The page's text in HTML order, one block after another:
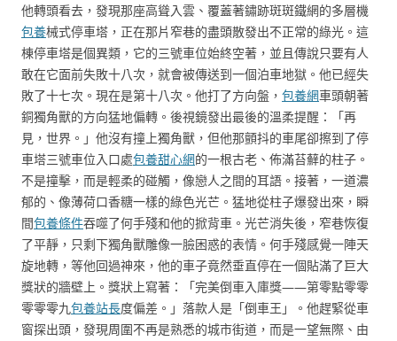
他轉頭看去，發現那座高聳入雲、覆蓋著鏽跡斑斑鐵網的多層機
包養械式停車塔，正在那片窄巷的盡頭散發出不正常的綠光。這
棟停車塔是個異類，它的三號車位始終空著，並且傳說只要有人
敢在它面前失敗十八次，就會被傳送到一個泊車地獄。他已經失
敗了十七次。現在是第十八次。他打了方向盤， 包養網車頭朝著
銅獨角獸的方向猛地偏轉。後視鏡發出最後的溫柔提醒：「再
見，世界。」他沒有撞上獨角獸，但他那顫抖的車尾卻擦到了停
車塔三號車位入口處包養甜心網的一根古老、佈滿苔蘚的柱子。
不是撞擊，而是輕柔的碰觸，像戀人之間的耳語。接著，一道濃
郁的、像薄荷口香糖一樣的綠色光芒。猛地從柱子爆發出來，瞬
間包養條件吞噬了何手殘和他的掀背車。光芒消失後，窄巷恢復
了平靜，只剩下獨角獸雕像一臉困惑的表情。何手殘感覺一陣天
旋地轉，等他回過神來，他的車子竟然垂直停在一個貼滿了巨大
獎狀的牆壁上。獎狀上寫著：「完美倒車入庫獎——第零點零零
零零零九包養站長度偏差。」落款人是「倒車王」。他趕緊從車
窗探出頭，發現周圍不再是熟悉的城市街道，而是一望無際、由